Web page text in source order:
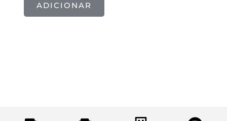
ADICIONAR